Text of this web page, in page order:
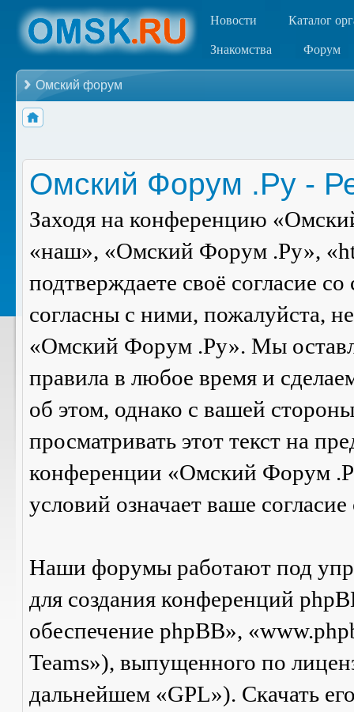
Новости Каталог
Знакомства Форум
Омский форум
Омский Форум .Ру -
Заходя на конференцию
«наш», «Омский Форум .Ру»,
подтверждаете своё согласие
согласны с ними, пожалуйста,
«Омский Форум .Ру». Мы
правила в любое время и
об этом, однако с вашей
просматривать этот текст на
конференции «Омский Форум
условий означает ваше
Наши форумы работают под
для создания конференций
обеспечение phpBB»,
Teams»), выпущенного по
дальнейшем «GPL»). Скачать